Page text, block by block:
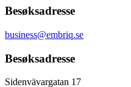
Besøksadresse
business@embriq.se
Besøksadresse
Sidenvävargatan 17